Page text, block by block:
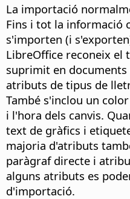
La importació
Fins i tot la informació
s'importen (i
LibreOffice reconeix el
suprimit en
atributs de tipus de
També s'inclou un
i l'hora dels canvis.
text de gràfics i
majoria d'atributs
paràgraf directe i
alguns atributs es
d'importació.